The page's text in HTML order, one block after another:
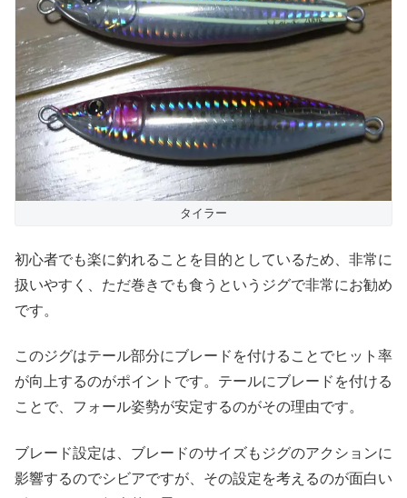
タイラー
初心者でも楽に釣れることを目的としているため、非常に
扱いやすく、ただ巻きでも食うというジグで非常にお勧め
です。
このジグはテール部分にブレードを付けることでヒット率
が向上するのがポイントです。テールにブレードを付ける
ことで、フォール姿勢が安定するのがその理由です。
ブレード設定は、ブレードのサイズもジグのアクションに
影響するのでシビアですが、その設定を考えるのが面白い